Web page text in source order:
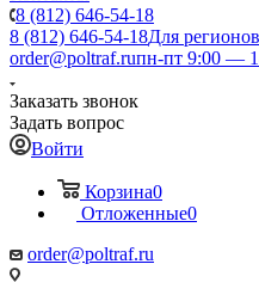
8 (812) 646-54-18
8 (812) 646-54-18Для
order@poltraf.ruпн-пт 9:00 —
Заказать звонок
Задать вопрос
Войти
Корзина0
Отложенные0
order@poltraf.ru